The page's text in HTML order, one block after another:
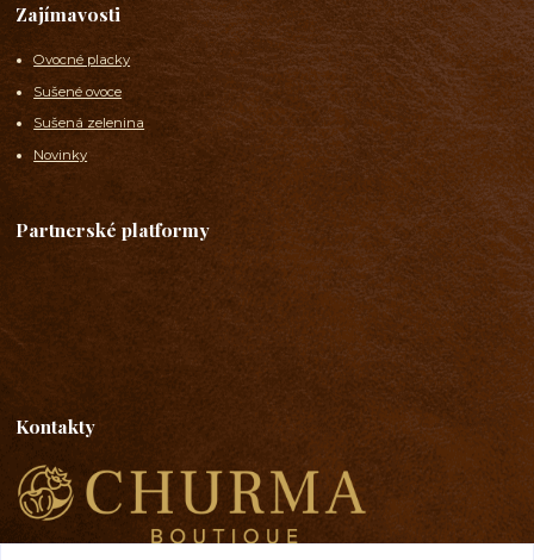
Zajímavosti
Ovocné placky
Sušené ovoce
Sušená zelenina
Novinky
Partnerské platformy
Kontakty